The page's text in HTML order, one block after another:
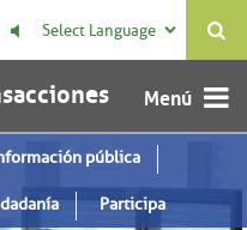
Select Language 
pública
Participa